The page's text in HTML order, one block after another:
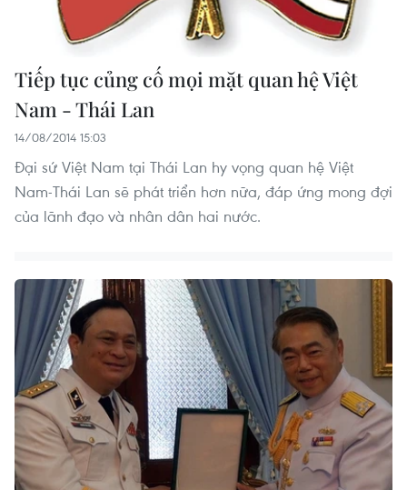
Tiếp tục củng cố mọi mặt quan hệ Việt
Nam - Thái Lan
14/08/2014 15:03
Đại sứ Việt Nam tại Thái Lan hy vọng quan hệ Việt
Nam-Thái Lan sẽ phát triển hơn nữa, đáp ứng mong đợi
của lãnh đạo và nhân dân hai nước.